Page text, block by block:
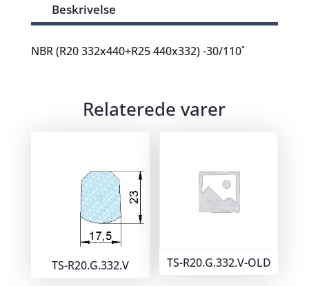
Beskrivelse
NBR (R20 332x440+R25 440x332) -30/110˚
Relaterede varer
TS-R20.G.332.V TS-R20.G.332.V-OLD